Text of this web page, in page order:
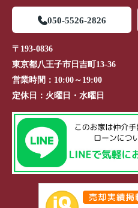
050-5526-2826
〒193-0836
東京都八王子市日吉町13-36
営業時間： 10:00～19:00
定休日： 火曜日・水曜日